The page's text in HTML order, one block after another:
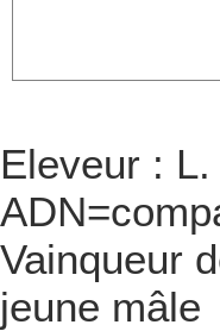
Eleveur :
Vainqueur
jeune mâle